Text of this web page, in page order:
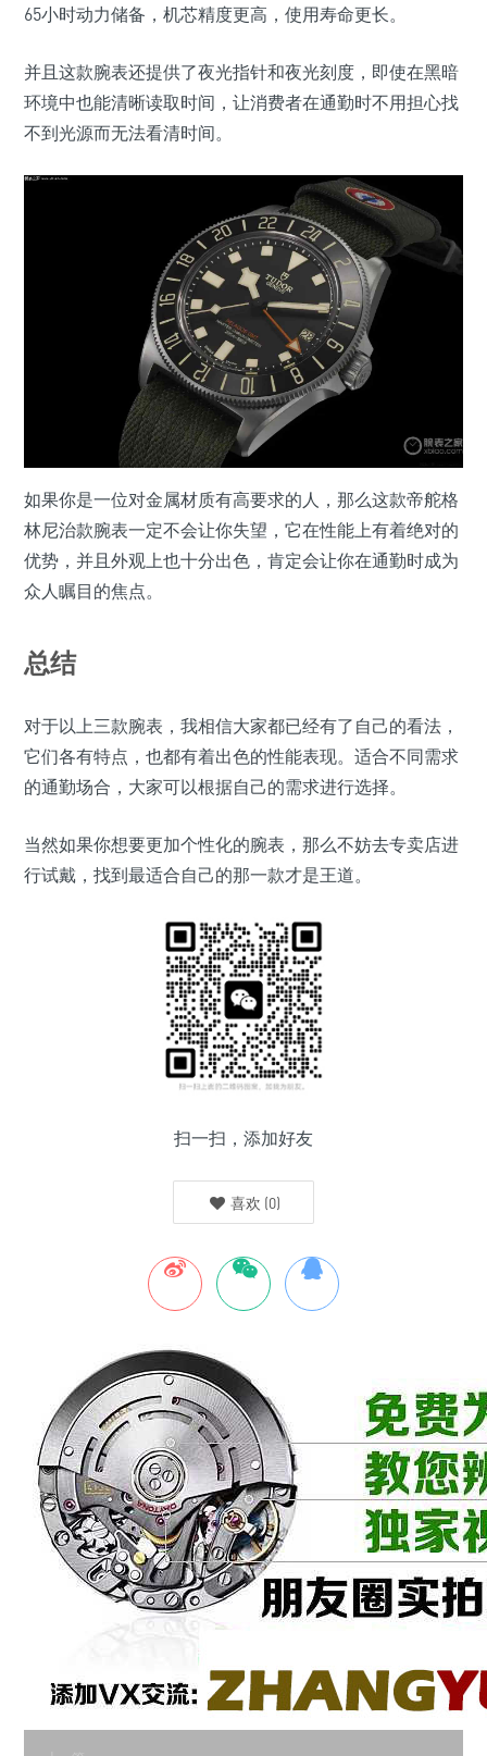
65小时动力储备，机芯精度更高，使用寿命更长。
并且这款腕表还提供了夜光指针和夜光刻度，即使在黑暗
环境中也能清晰读取时间，让消费者在通勤时不用担心找
不到光源而无法看清时间。
如果你是一位对金属材质有高要求的人，那么这款帝舵格
林尼治款腕表一定不会让你失望，它在性能上有着绝对的
优势，并且外观上也十分出色，肯定会让你在通勤时成为
众人瞩目的焦点。
总结
对于以上三款腕表，我相信大家都已经有了自己的看法，
它们各有特点，也都有着出色的性能表现。适合不同需求
的通勤场合，大家可以根据自己的需求进行选择。
当然如果你想要更加个性化的腕表，那么不妨去专卖店进
行试戴，找到最适合自己的那一款才是王道。
扫一扫，添加好友
喜欢 (0)